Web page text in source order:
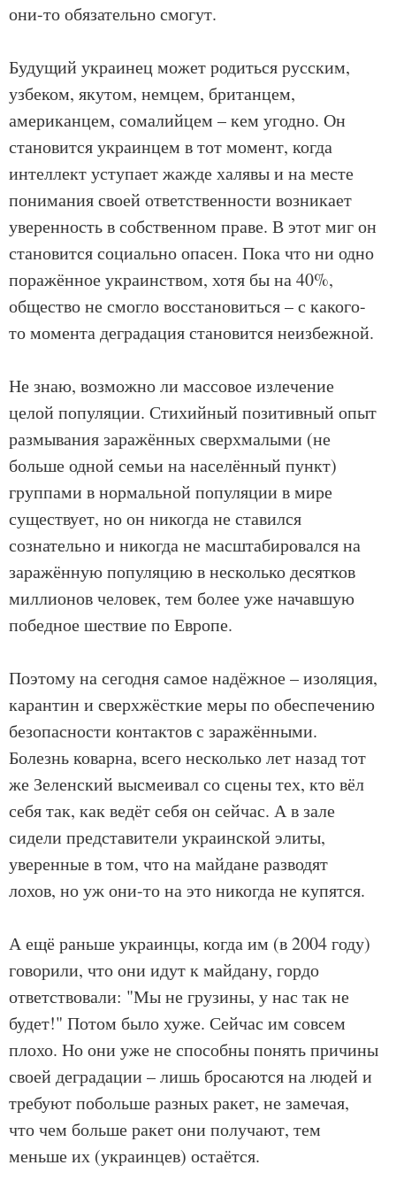
они-то обязательно смогут.
Будущий украинец может родиться русским,
узбеком, якутом, немцем, британцем,
американцем, сомалийцем – кем угодно. Он
становится украинцем в тот момент, когда
интеллект уступает жажде халявы и на месте
понимания своей ответственности возникает
уверенность в собственном праве. В этот миг он
становится социально опасен. Пока что ни одно
поражённое украинством, хотя бы на 40%,
общество не смогло восстановиться – с какого-
то момента деградация становится неизбежной.
Не знаю, возможно ли массовое излечение
целой популяции. Стихийный позитивный опыт
размывания заражённых сверхмалыми (не
больше одной семьи на населённый пункт)
группами в нормальной популяции в мире
существует, но он никогда не ставился
сознательно и никогда не масштабировался на
заражённую популяцию в несколько десятков
миллионов человек, тем более уже начавшую
победное шествие по Европе.
Поэтому на сегодня самое надёжное – изоляция,
карантин и сверхжёсткие меры по обеспечению
безопасности контактов с заражёнными.
Болезнь коварна, всего несколько лет назад тот
же Зеленский высмеивал со сцены тех, кто вёл
себя так, как ведёт себя он сейчас. А в зале
сидели представители украинской элиты,
уверенные в том, что на майдане разводят
лохов, но уж они-то на это никогда не купятся.
А ещё раньше украинцы, когда им (в 2004 году)
говорили, что они идут к майдану, гордо
ответствовали: "Мы не грузины, у нас так не
будет!" Потом было хуже. Сейчас им совсем
плохо. Но они уже не способны понять причины
своей деградации – лишь бросаются на людей и
требуют побольше разных ракет, не замечая,
что чем больше ракет они получают, тем
меньше их (украинцев) остаётся.